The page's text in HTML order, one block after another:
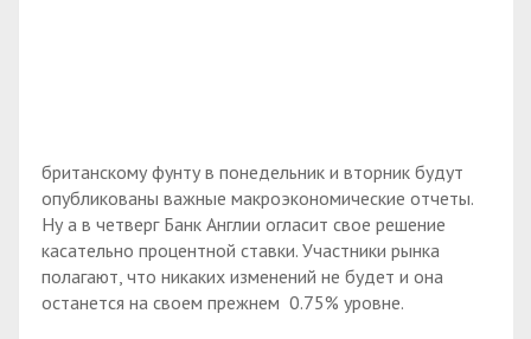
британскому фунту в понедельник и вторник будут
опубликованы важные макроэкономические отчеты.
Ну а в четверг Банк Англии огласит свое решение
касательно процентной ставки. Участники рынка
полагают, что никаких изменений не будет и она
останется на своем прежнем 0.75% уровне.